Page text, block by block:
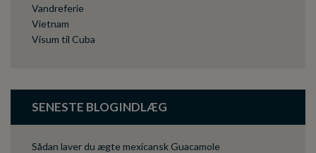
Vandreferie
Vietnam
Visum til Cuba
SENESTE BLOGINDLÆG
Sådan laver du ægte mexicansk Guacamole